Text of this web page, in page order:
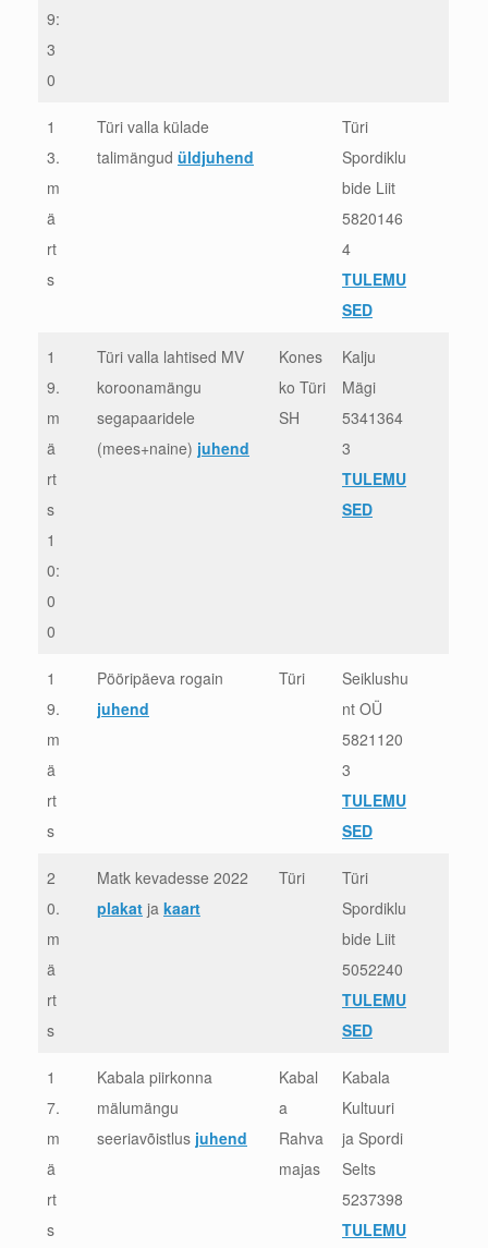
9:
3
0
1
3.
m
ä
rt
s
Türi valla külade
talimängud üldjuhend
Türi
Spordiklu
bide Liit
5820146
4
TULEMU
SED
1
9.
m
ä
rt
s
1
0:
0
0
Türi valla lahtised MV
koroonamängu
segapaaridele
(mees+naine) juhend
Kones
ko Türi
SH
Kalju
Mägi
5341364
3
TULEMU
SED
1
9.
m
ä
rt
s
Pööripäeva rogain
juhend
Türi
Seiklushu
nt OÜ
5821120
3
TULEMU
SED
2
0.
m
ä
rt
s
Matk kevadesse 2022
plakat ja kaart
Türi
Türi
Spordiklu
bide Liit
5052240
TULEMU
SED
1
7.
m
ä
rt
s
Kabala piirkonna
mälumängu
seeriavõistlus juhend
Kabal
a
Rahva
majas
Kabala
Kultuuri
ja Spordi
Selts
5237398
TULEMU